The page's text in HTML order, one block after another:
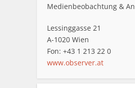
Medienbeobachtung &
Lessinggasse 21
A-1020 Wien
Fon: +43 1 213 22 0
www.observer.at